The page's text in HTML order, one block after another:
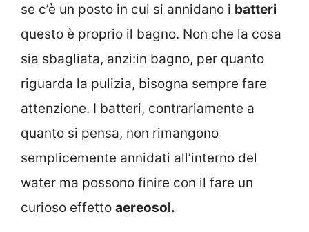
se c’è un posto in cui si annidano i batteri
questo è proprio il bagno. Non che la cosa
sia sbagliata, anzi:in bagno, per quanto
riguarda la pulizia, bisogna sempre fare
attenzione. I batteri, contrariamente a
quanto si pensa, non rimangono
semplicemente annidati all’interno del
water ma possono finire con il fare un
curioso effetto aereosol.